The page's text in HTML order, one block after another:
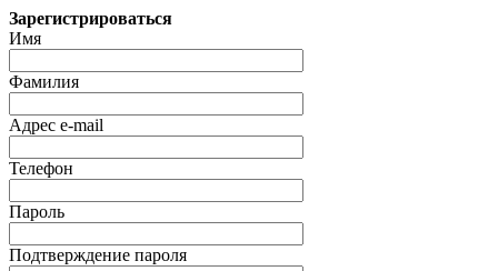
Зарегистрироваться
Имя
Фамилия
Адрес e-mail
Телефон
Пароль
Подтверждение пароля